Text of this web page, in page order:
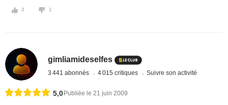
3 1
gimliamideselfes
3 441 abonnés 4 015 critiques Suivre son activité
5,0 Publiée le 21 juin 2009